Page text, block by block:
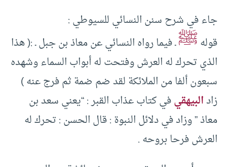
جاء في شرح سنن النسائي للسيوطي :
قولهﷺـ فيما رواه النسائي عن معاذ بن جبل ـ :( هذا
الذي تحرك له العرش وفتحت له أبواب السماء وشهده
سبعون ألفا من الملائكة لقد ضم ضمة ثم فرج عنه )
زادالبيهقيفي كتاب عذاب القبر : “يعني سعد بن
معاذ ” وزاد في دلائل النبوة : قال الحسن : تحرك له
العرش فرحا بروحه .